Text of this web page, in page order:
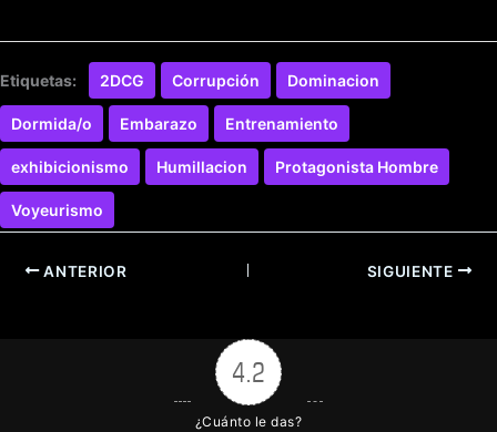
Etiquetas: 2DCG Corrupción Dominacion
Dormida/o Embarazo Entrenamiento
exhibicionismo Humillacion Protagonista Hombre
Voyeurismo
ANTERIOR SIGUIENTE
4.2
¿Cuánto le das?